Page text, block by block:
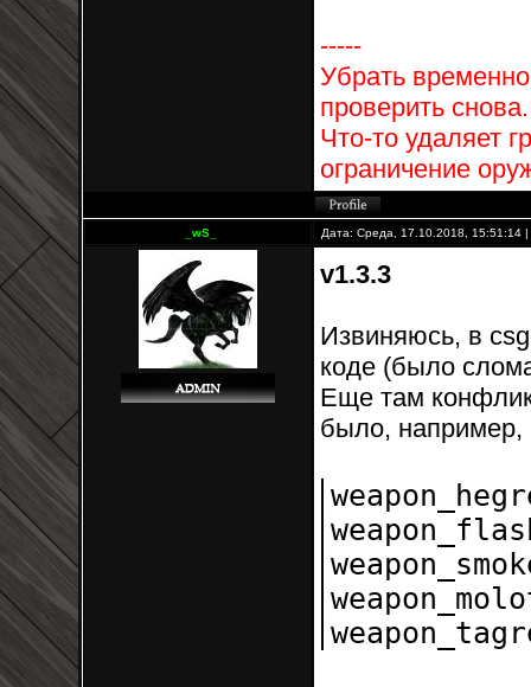
-----
Убрать
проверить снова.
Что-то удаляет
ограничение
_wS_ Дата: Среда, 17.10.2018, 15:51:14
v1.3.3
Извиняюсь, в
коде (было
Еще там
было, например,